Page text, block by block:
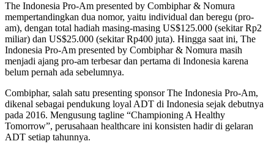
The Indonesia Pro-Am presented by Combiphar & Nomura
mempertandingkan dua nomor, yaitu individual dan beregu (pro-
am), dengan total hadiah masing-masing US$125.000 (sekitar Rp2
miliar) dan US$25.000 (sekitar Rp400 juta). Hingga saat ini, The
Indonesia Pro-Am presented by Combiphar & Nomura masih
menjadi ajang pro-am terbesar dan pertama di Indonesia karena
belum pernah ada sebelumnya.
Combiphar, salah satu presenting sponsor The Indonesia Pro-Am,
dikenal sebagai pendukung loyal ADT di Indonesia sejak debutnya
pada 2016. Mengusung tagline “Championing A Healthy
Tomorrow”, perusahaan healthcare ini konsisten hadir di gelaran
ADT setiap tahunnya.